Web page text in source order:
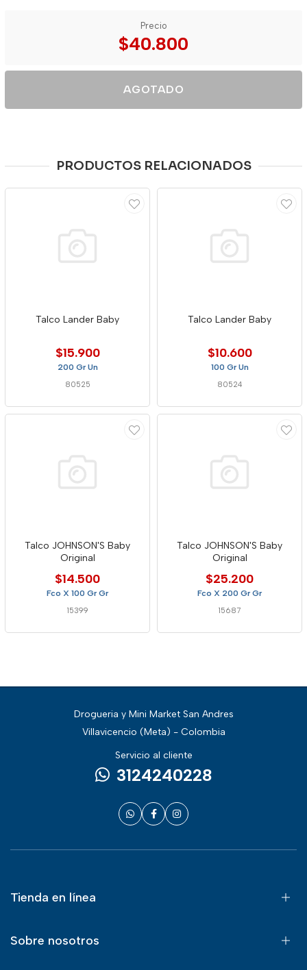
Precio
$40.800
AGOTADO
PRODUCTOS RELACIONADOS
Talco Lander Baby
$15.900
200 Gr Un
80525
Talco Lander Baby
$10.600
100 Gr Un
80524
Talco JOHNSON'S Baby
Original
$14.500
Fco X 100 Gr Gr
15399
Talco JOHNSON'S Baby
Original
$25.200
Fco X 200 Gr Gr
15687
Drogueria y Mini Market San Andres
Villavicencio (Meta) - Colombia
Servicio al cliente
3124240228
Tienda en línea
Sobre nosotros